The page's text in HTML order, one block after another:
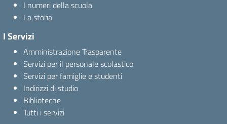
I numeri della scuola
La storia
I Servizi
Amministrazione Trasparente
Servizi per il personale scolastico
Servizi per famiglie e studenti
Indirizzi di studio
Biblioteche
Tutti i servizi